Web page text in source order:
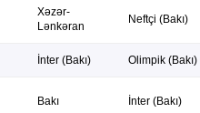
Xəzər-
Lənkəran
Neftçi (Bakı)
İnter (Bakı) Olimpik (Bakı)
Bakı İnter (Bakı)